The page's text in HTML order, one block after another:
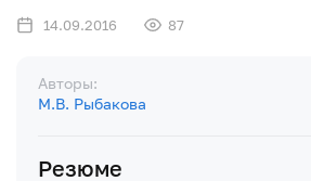
14.09.2016 87
Авторы:
М.В. Рыбакова
Резюме